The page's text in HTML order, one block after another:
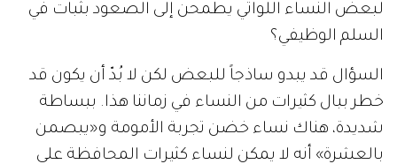
لبعض النساء اللواتي يطمحن إلى الصعود بثبات في
السلم الوظيفي؟
السؤال قد يبدو ساذجاً للبعض لكن لا بُدّ أن يكون قد
خطر ببال كثيرات من النساء في زماننا هذا. ببساطة
شديدة، هناك نساء خضن تجربة الأمومة و«يبصمن
بالعشرة» أنه لا يمكن لنساء كثيرات المحافظة على